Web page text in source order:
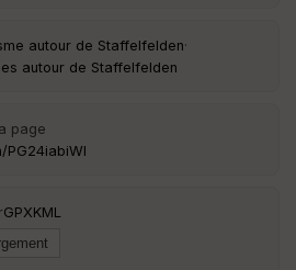
autour de Staffelfelden·
autour de Staffelfelden
page
PG24iabiWl
GPXKML